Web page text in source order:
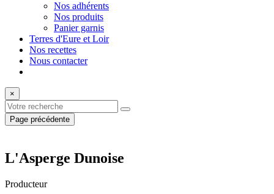
Nos adhérents
Nos produits
Panier garnis
Terres d'Eure et Loir
Nos recettes
Nous contacter
×
Page précédente
L'Asperge Dunoise
Producteur